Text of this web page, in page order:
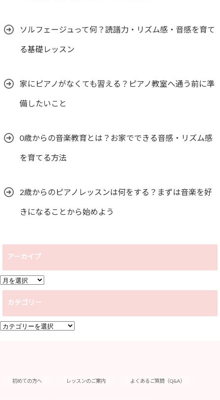
ソルフェージュって何？読譜力・リズム感・音感を育て
る基礎レッスン
家にピアノがなくても習える？ピアノ教室へ通う前に準
備したいこと
0歳からの音楽教育とは？お家でできる音感・リズム感
を育てる方法
2歳からのピアノレッスンは何をする？まずは音楽を好
きになることから始めよう
アーカイブ
ア
イ
ブ
カテゴリー
カ
初めての方へ レッスンのご案内 よくあるご質問（Q&A）